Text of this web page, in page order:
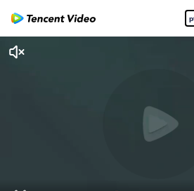
Desfrute de séries em alta definição e